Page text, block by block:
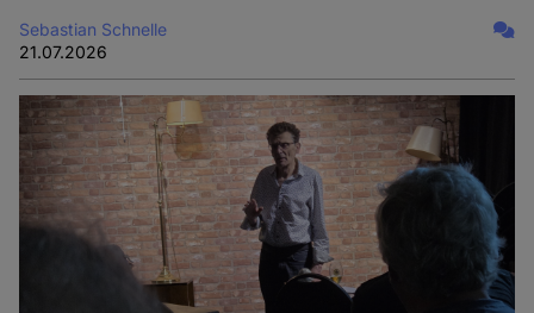
Sebastian Schnelle
21.07.2026